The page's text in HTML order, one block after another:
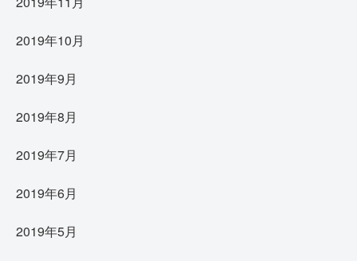
2019年10月
2019年9月
2019年8月
2019年7月
2019年6月
2019年5月